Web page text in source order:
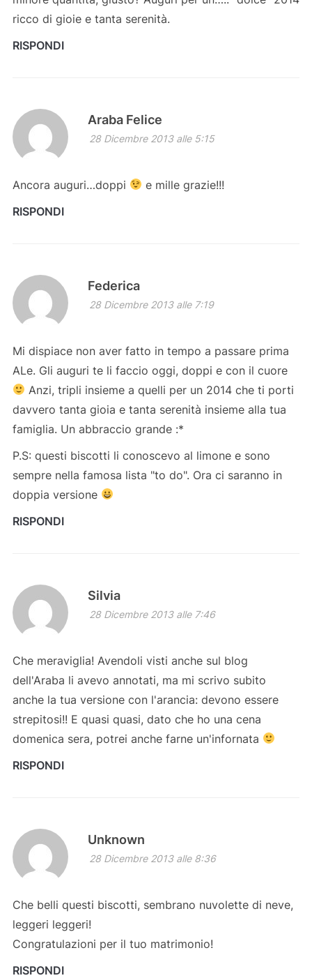
ricco di gioie e tanta serenità.
RISPONDI
Araba Felice
28 Dicembre 2013 alle 5:15
Ancora auguri…doppi
e mille grazie!!!
RISPONDI
Federica
28 Dicembre 2013 alle 7:19
Mi dispiace non aver fatto in tempo a passare prima
ALe. Gli auguri te li faccio oggi, doppi e con il cuore
Anzi, tripli insieme a quelli per un 2014 che ti porti
davvero tanta gioia e tanta serenità insieme alla tua
famiglia. Un abbraccio grande :*
P.S: questi biscotti li conoscevo al limone e sono
sempre nella famosa lista "to do". Ora ci saranno in
doppia versione
RISPONDI
Silvia
28 Dicembre 2013 alle 7:46
Che meraviglia! Avendoli visti anche sul blog
dell'Araba li avevo annotati, ma mi scrivo subito
anche la tua versione con l'arancia: devono essere
strepitosi!! E quasi quasi, dato che ho una cena
domenica sera, potrei anche farne un'infornata
RISPONDI
Unknown
28 Dicembre 2013 alle 8:36
Che belli questi biscotti, sembrano nuvolette di neve,
leggeri leggeri!
Congratulazioni per il tuo matrimonio!
RISPONDI